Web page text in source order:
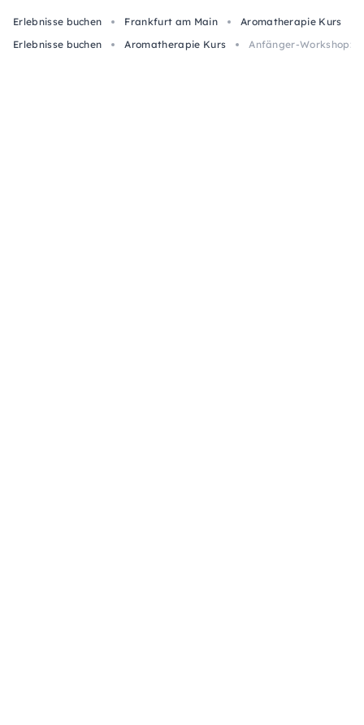
Erlebnisse buchen Frankfurt am Main
Aromatherapie Kurs
Erlebnisse buchen
Aromatherapie Kurs Anfänger-Workshop: